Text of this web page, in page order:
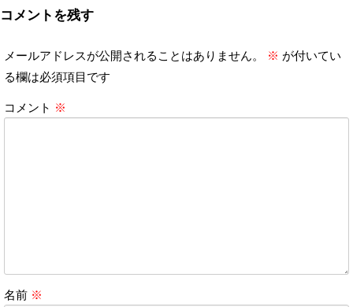
コメントを残す
メールアドレスが公開されることはありません。 ※ が付いてい
る欄は必須項目です
コメント ※
名前 ※